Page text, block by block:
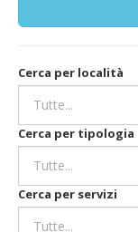
Cerca per località
Cerca per tipologia
Cerca per servizi